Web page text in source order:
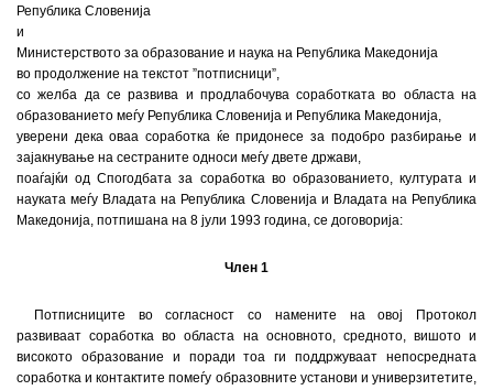
Република Словенија
и
Министерството за образование и наука на Република Македонија
во продолжение на текстот ”потписници”,
со желба да се развива и продлабочува соработката во областа на
образованието меѓу Република Словенија и Република Македонија,
уверени дека оваа соработка ќе придонесе за подобро разбирање и
зајакнување на сестраните односи меѓу двете држави,
поаѓајќи од Спогодбата за соработка во образованието, културата и
науката меѓу Владата на Република Словенија и Владата на Република
Македонија, потпишана на 8 јули 1993 година, се договорија:
Член 1
Потписниците во согласност со намените на овој Протокол
развиваат соработка во областа на основното, средното, вишото и
високото образование и поради тоа ги поддржуваат непосредната
соработка и контактите помеѓу образовните установи и универзитетите,